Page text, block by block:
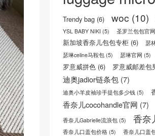
Trendy bag (6) woc (10)
YSL BABY NIKI (5) 圣罗兰包包官网
新加坡香奈儿包包专柜 (6) 瑟
瑟琳celine马鞍包 (5) 瑟琳官网 (5)
罗意威拼色 (6) 罗意威邮差包
迪奥jadior链条包 (7)
迪奥小羊皮袖珍手提包多少钱 (5)
香奈儿cocohandle官网 (7)
香奈儿Gabrielle流浪包 (5) 香奈
香奈儿口盖包价格 (5) 香奈儿口盖